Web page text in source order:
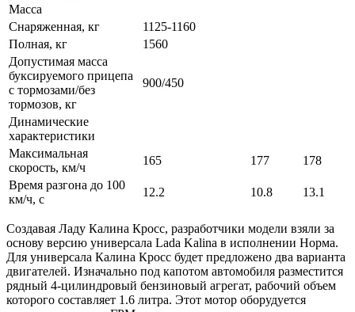
Масса
Снаряженная, кг
1125-1160
Полная, кг
1560
Допустимая масса
буксируемого прицепа
с тормозами/без
тормозов, кг
900/450
Динамические
характеристики
Максимальная
скорость, км/ч
165 177
178
Время разгона до 100
км/ч, с
12.2 10.8 13.1
Создавая Ладу Калина Кросс, разработчики модели взяли за
основу версию универсала Lada Kalina в исполнении Норма.
Для универсала Калина Кросс будет предложено два варианта
двигателей. Изначально под капотом автомобиля разместится
рядный 4-цилиндровый бензиновый агрегат, рабочий объем
которого составляет 1.6 литра. Этот мотор оборудуется